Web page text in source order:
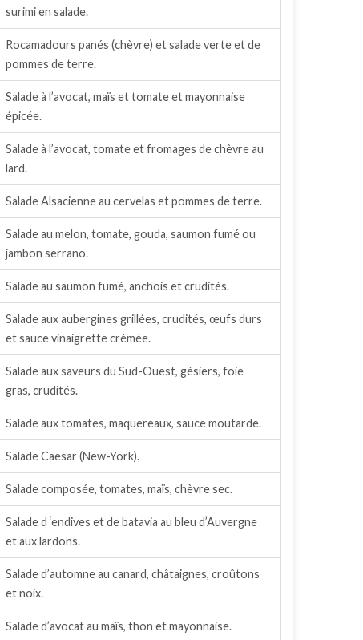
surimi en salade.
Rocamadours panés (chèvre) et salade verte et de
pommes de terre.
Salade à l’avocat, maïs et tomate et mayonnaise
épicée.
Salade à l’avocat, tomate et fromages de chèvre au
lard.
Salade Alsacienne au cervelas et pommes de terre.
Salade au melon, tomate, gouda, saumon fumé ou
jambon serrano.
Salade au saumon fumé, anchois et crudités.
Salade aux aubergines grillées, crudités, œufs durs
et sauce vinaigrette crémée.
Salade aux saveurs du Sud-Ouest, gésiers, foie
gras, crudités.
Salade aux tomates, maquereaux, sauce moutarde.
Salade Caesar (New-York).
Salade composée, tomates, maïs, chèvre sec.
Salade d ‘endives et de batavia au bleu d’Auvergne
et aux lardons.
Salade d’automne au canard, châtaignes, croûtons
et noix.
Salade d’avocat au maïs, thon et mayonnaise.